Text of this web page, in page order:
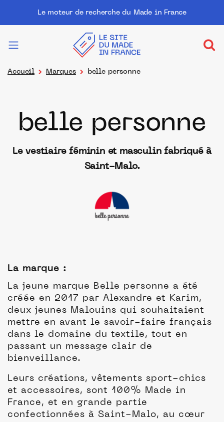
Le moteur de recherche du Made in France
Accueil Marques belle personne
belle personne
Le vestiaire féminin et masculin fabriqué à
Saint-Malo.
La marque :
La jeune marque Belle personne a été
créée en 2017 par Alexandre et Karim,
deux jeunes Malouins qui souhaitaient
mettre en avant le savoir-faire français
dans le domaine du textile, tout en
passant un message clair de
bienveillance.
Leurs créations, vêtements sport-chics
et accessoires, sont 100% Made in
France, et en grande partie
confectionnées à Saint-Malo, au cœur